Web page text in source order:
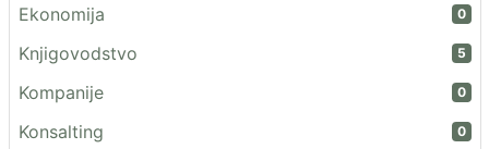
Ekonomija 0
Knjigovodstvo 5
Kompanije 0
Konsalting 0